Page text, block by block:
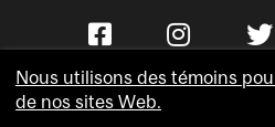
Nous utilisons des témoins
de nos sites Web.